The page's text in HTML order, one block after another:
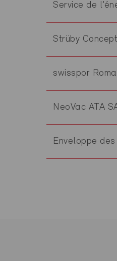
Service de
Strüby
swisspor
NeoVac ATA
Enveloppe